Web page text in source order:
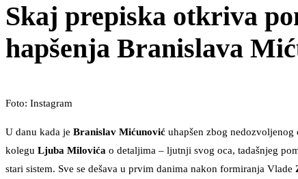
Skaj prepiska otkriva
hapšenja Branislava
Foto: Instagram
U danu kada je Branislav Mićunović uhapšen zbog nedozvoljenog
kolegu Ljuba Milovića o detaljima – ljutnji svog oca, tadašnjeg
stari sistem. Sve se dešava u prvim danima nakon formiranja Vlade